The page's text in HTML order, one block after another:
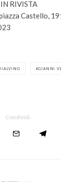
RIVISTA
Castello,
GIANNI
Condividi